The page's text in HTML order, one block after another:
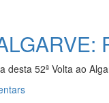
desta 52ª Volta ao